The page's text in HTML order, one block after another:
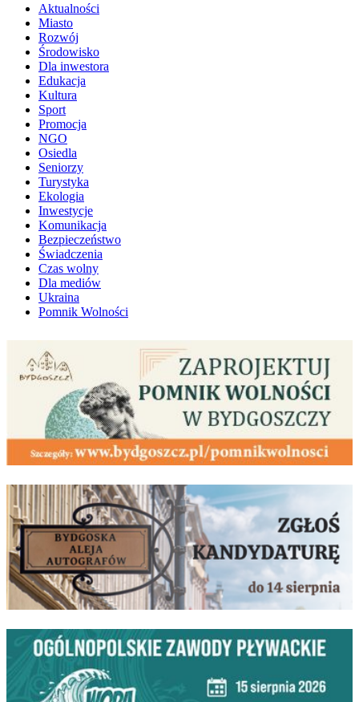
Aktualności
Miasto
Rozwój
Środowisko
Dla inwestora
Edukacja
Kultura
Sport
Promocja
NGO
Osiedla
Seniorzy
Turystyka
Ekologia
Inwestycje
Komunikacja
Bezpieczeństwo
Świadczenia
Czas wolny
Dla mediów
Ukraina
Pomnik Wolności